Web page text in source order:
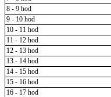
8 - 9 hod
9 - 10 hod
10 - 11 hod
11 - 12 hod
12 - 13 hod
13 - 14 hod
14 - 15 hod
15 - 16 hod
16 - 17 hod